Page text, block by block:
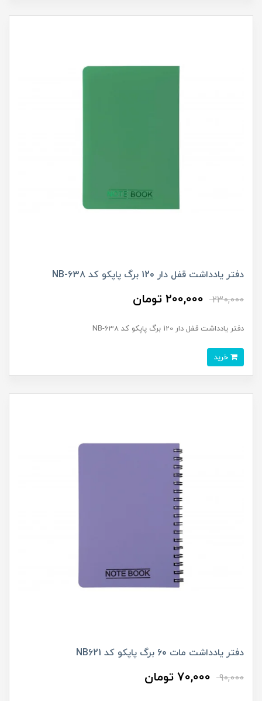
دفتر یادداشت قفل دار 120 برگ پاپکو کد NB-638
230,000
200,000 تومان
دفتر یادداشت قفل دار 120 برگ پاپکو کد NB-638
دفتر یادداشت مات 60 برگ پاپکو کد NB621
90,000
70,000 تومان